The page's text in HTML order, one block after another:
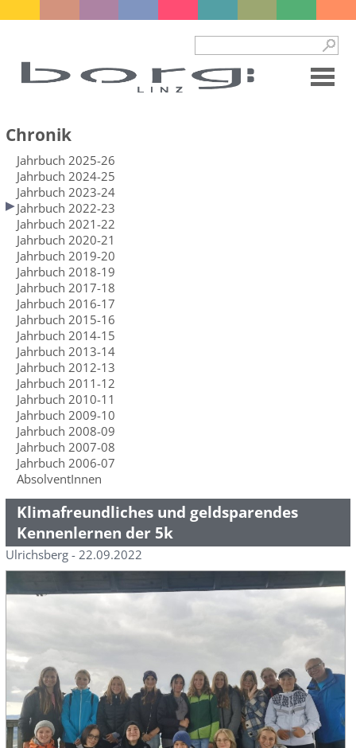
Chronik
Jahrbuch 2025-26
Jahrbuch 2024-25
Jahrbuch 2023-24
Jahrbuch 2022-23
Jahrbuch 2021-22
Jahrbuch 2020-21
Jahrbuch 2019-20
Jahrbuch 2018-19
Jahrbuch 2017-18
Jahrbuch 2016-17
Jahrbuch 2015-16
Jahrbuch 2014-15
Jahrbuch 2013-14
Jahrbuch 2012-13
Jahrbuch 2011-12
Jahrbuch 2010-11
Jahrbuch 2009-10
Jahrbuch 2008-09
Jahrbuch 2007-08
Jahrbuch 2006-07
AbsolventInnen
Klimafreundliches und geldsparendes
Kennenlernen der 5k
Ulrichsberg - 22.09.2022